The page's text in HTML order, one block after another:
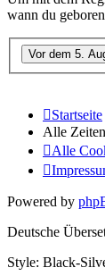
wann du
Startseite
Alle
Alle
Powered by
Deutsche
Style: Black-